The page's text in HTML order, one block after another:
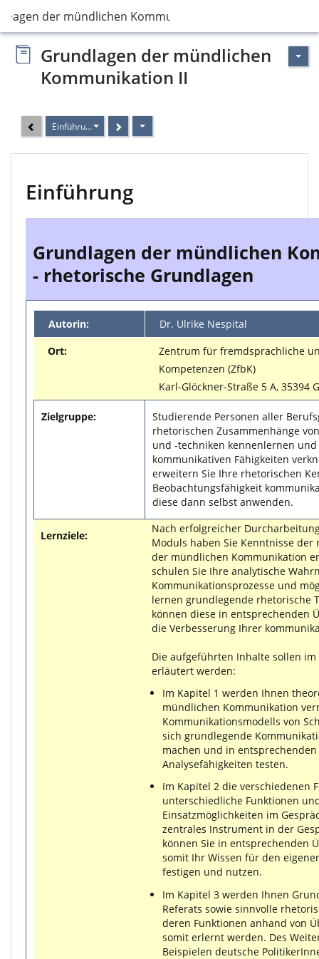
der mündlichen Kommunikation II
Grundlagen der mündlichen
Kommunikation II
Einführung
Einführung
Grundlagen der mündlichen
- rhetorische Grundlagen
Autorin:
Dr. Ulrike Nespital
Ort:
Zentrum für fremdsprachliche
Kompetenzen (ZfbK)
Karl-Glöckner-Straße 5 A, 35394
Zielgruppe:
Studierende Personen aller
rhetorischen Zusammenhänge
und -techniken kennenlernen
kommunikativen Fähigkeiten
erweitern Sie Ihre rhetorischen
Beobachtungsfähigkeit
diese dann selbst anwenden.
Lernziele:
Nach erfolgreicher
Moduls haben Sie Kenntnisse
der mündlichen Kommunikation
schulen Sie Ihre analytische
Kommunikationsprozesse und
lernen grundlegende rhetorische
können diese in entsprechenden
die Verbesserung Ihrer
Die aufgeführten Inhalte sollen
erläutert werden:
Im Kapitel 1 werden Ihnen
mündlichen Kommunikation
Kommunikationsmodells von
sich grundlegende
machen und in
Analysefähigkeiten testen.
Im Kapitel 2 die verschiedenen
unterschiedliche Funktionen
Einsatzmöglichkeiten im
zentrales Instrument in der
können Sie in entsprechenden
somit Ihr Wissen für den
festigen und nutzen.
Im Kapitel 3 werden Ihnen
Referats sowie sinnvolle
deren Funktionen anhand von
somit erlernt werden. Des
Beispielen deutsche